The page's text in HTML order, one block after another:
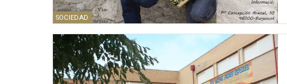
SOCIEDAD